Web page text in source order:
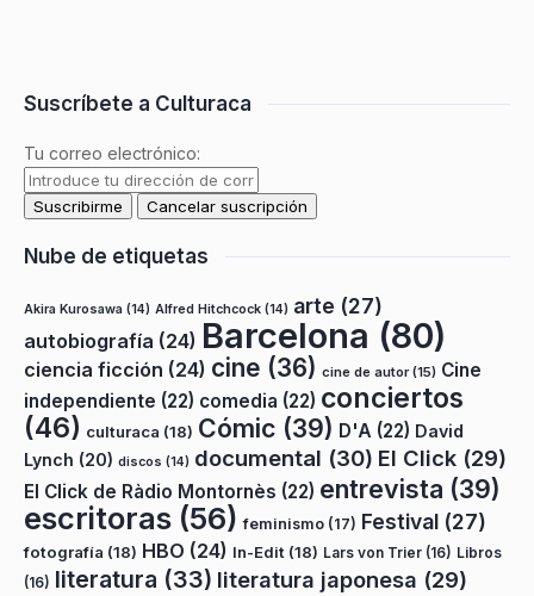
Suscríbete a Culturaca
Tu correo electrónico:
Nube de etiquetas
Akira Kurosawa (14) Alfred Hitchcock (14) arte (27)
autobiografía (24) Barcelona (80)
ciencia ficción (24) cine (36) cine de autor(15) Cine
independiente (22) comedia (22) conciertos
(46) culturaca (18) Cómic (39) D'A (22) David
Lynch (20) discos (14) documental (30) El Click (29)
El Click de Ràdio Montornès (22) entrevista (39)
escritoras (56) feminismo (17) Festival (27)
fotografía (18) HBO (24) In-Edit (18) Lars von Trier (16) Libros
(16) literatura (33) literatura japonesa (29)